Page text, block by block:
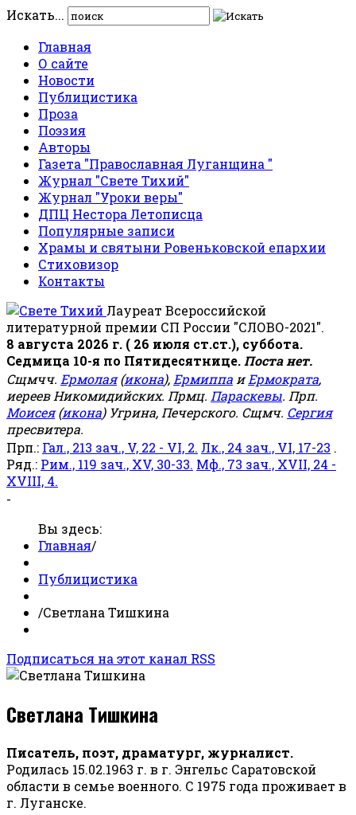
Искать...
Главная
О сайте
Новости
Публицистика
Проза
Поэзия
Авторы
Газета "Православная Луганщина "
Журнал "Свете Тихий"
Журнал "Уроки веры"
ДПЦ Нестора Летописца
Популярные записи
Храмы и святыни Ровеньковской епархии
Стиховизор
Контакты
Лауреат Всероссийской
литературной премии СП России "СЛОВО-2021".
8 августа 2026 г. ( 26 июля ст.ст.), суббота.
Седмица 10-я по Пятидесятнице. Поста нет.
Сщмчч. Ермолая(икона), Ермиппа иЕрмократа,
иереев Никомидийских. Прмц. Параскевы. Прп.
Моисея(икона) Угрина, Печерского. Сщмч. Сергия
пресвитера.
Прп.: Гал., 213 зач., V, 22 - VI, 2. Лк., 24 зач., VI, 17-23 .
Ряд.: Рим., 119 зач., XV, 30-33. Мф., 73 зач., XVII, 24 -
XVIII, 4.
-
Вы здесь:
Главная/
Публицистика
/Светлана Тишкина
Подписаться на этот канал RSS
Светлана Тишкина
Писатель, поэт, драматург, журналист.
Родилась 15.02.1963 г. в г. Энгельс Саратовской
области в семье военного. С 1975 года проживает в
г. Луганске.